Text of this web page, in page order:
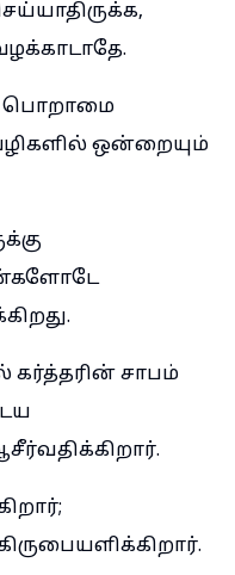
பொறாமை
ஒன்றையும்
கர்த்தரின் சாபம்